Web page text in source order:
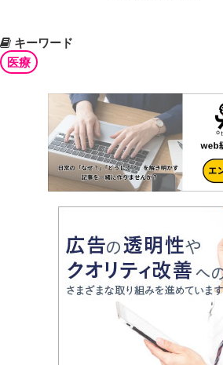
キーワード
医療